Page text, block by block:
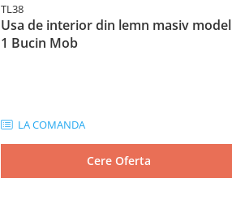
TL38
Usa de interior din lemn masiv model
1 Bucin Mob
LA COMANDA
Cere Oferta